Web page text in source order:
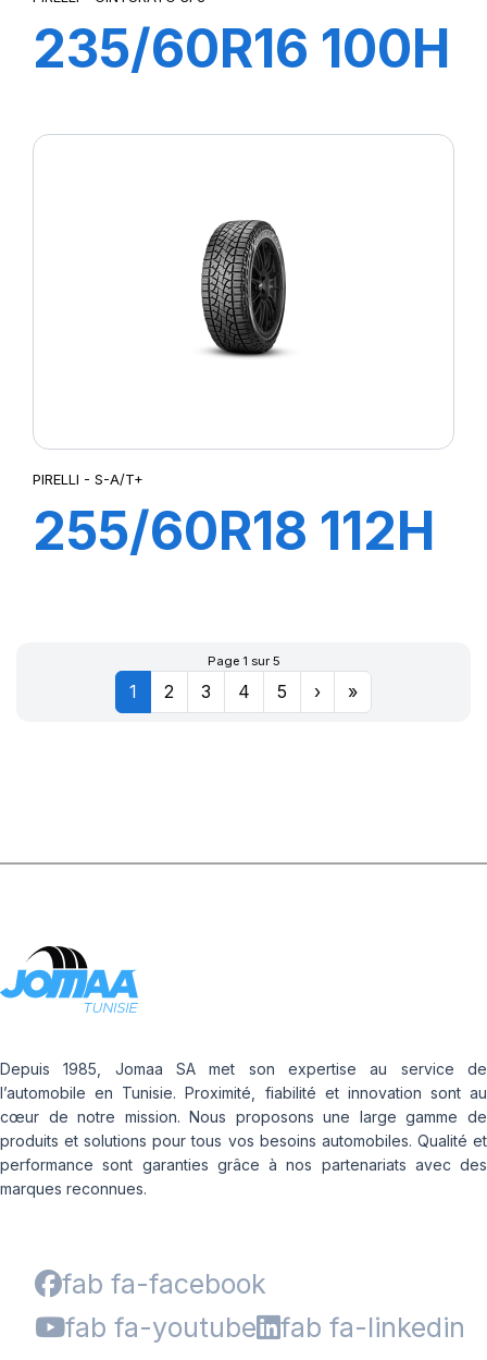
235/60R16 100H
PIRELLI - S-A/T+
255/60R18 112H
Page 1 sur 5
1 2 3 4 5 › »
Depuis 1985, Jomaa SA met son expertise au service de
l’automobile en Tunisie. Proximité, fiabilité et innovation sont au
cœur de notre mission. Nous proposons une large gamme de
produits et solutions pour tous vos besoins automobiles. Qualité et
performance sont garanties grâce à nos partenariats avec des
marques reconnues.
fab fa-facebook
fab fa-youtube
fab fa-linkedin